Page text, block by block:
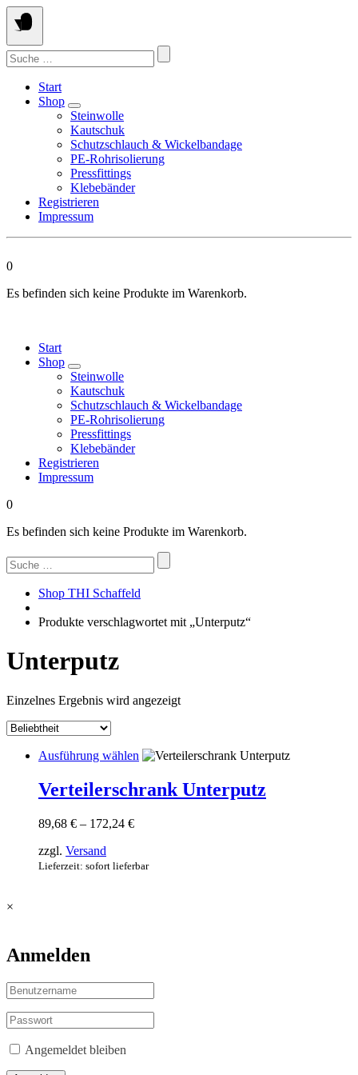
Springen
Sie
zum
Inhalt
Suchen
nach:
Start
Shop
Steinwolle
Kautschuk
Schutzschlauch & Wickelbandage
PE-Rohrisolierung
Pressfittings
Klebebänder
Registrieren
Impressum
0
Es befinden sich keine Produkte im Warenkorb.
Start
Shop
Steinwolle
Kautschuk
Schutzschlauch & Wickelbandage
PE-Rohrisolierung
Pressfittings
Klebebänder
Registrieren
Impressum
0
Es befinden sich keine Produkte im Warenkorb.
Suchen
nach:
Shop THI Schaffeld
Produkte verschlagwortet mit „Unterputz“
Unterputz
Einzelnes Ergebnis wird angezeigt
Ausführung wählen Dieses
weist
mehrere
können
Verteilerschrank Unterputz
89,68 € – 172,24 €Preisspanne:
172,24 €
zzgl. Versand
Lieferzeit: sofort lieferbar
×
Anmelden
Angemeldet bleiben